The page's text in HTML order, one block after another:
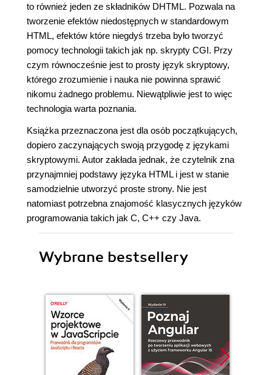
to również jeden ze składników DHTML. Pozwala na
tworzenie efektów niedostępnych w standardowym
HTML, efektów które niegdyś trzeba było tworzyć
pomocy technologii takich jak np. skrypty CGI. Przy
czym równocześnie jest to prosty język skryptowy,
którego zrozumienie i nauka nie powinna sprawić
nikomu żadnego problemu. Niewątpliwie jest to więc
technologia warta poznania.
Książka przeznaczona jest dla osób początkujących,
dopiero zaczynających swoją przygodę z językami
skryptowymi. Autor zakłada jednak, że czytelnik zna
przynajmniej podstawy języka HTML i jest w stanie
samodzielnie utworzyć proste strony. Nie jest
natomiast potrzebna znajomość klasycznych języków
programowania takich jak C, C++ czy Java.
Wybrane bestsellery